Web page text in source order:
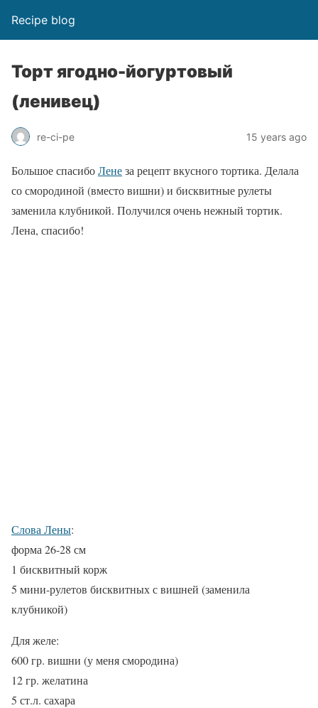
Recipe blog
Торт ягодно-йогуртовый
(ленивец)
re-ci-pe 15 years ago
Большое спасибоЛенеза рецепт вкусного тортика. Делала
со смородиной (вместо вишни) и бисквитные рулеты
заменила клубникой. Получился очень нежный тортик.
Лена, спасибо!
Слова Лены:
форма 26-28 см
1 бисквитный корж
5 мини-рулетов бисквитных с вишней (заменила
клубникой)
Для желе:
600 гр. вишни (у меня смородина)
12 гр. желатина
5 ст.л. сахара